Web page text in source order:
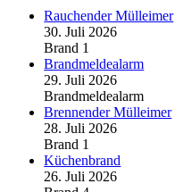
Rauchender Mülleimer
30. Juli 2026
Brand 1
Brandmeldealarm
29. Juli 2026
Brandmeldealarm
Brennender Mülleimer
28. Juli 2026
Brand 1
Küchenbrand
26. Juli 2026